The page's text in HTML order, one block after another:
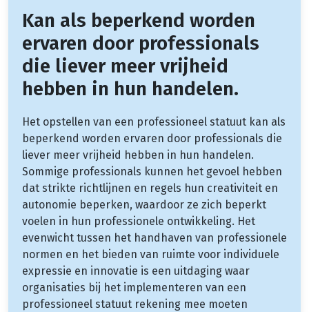
Kan als beperkend worden
ervaren door professionals
die liever meer vrijheid
hebben in hun handelen.
Het opstellen van een professioneel statuut kan als
beperkend worden ervaren door professionals die
liever meer vrijheid hebben in hun handelen.
Sommige professionals kunnen het gevoel hebben
dat strikte richtlijnen en regels hun creativiteit en
autonomie beperken, waardoor ze zich beperkt
voelen in hun professionele ontwikkeling. Het
evenwicht tussen het handhaven van professionele
normen en het bieden van ruimte voor individuele
expressie en innovatie is een uitdaging waar
organisaties bij het implementeren van een
professioneel statuut rekening mee moeten